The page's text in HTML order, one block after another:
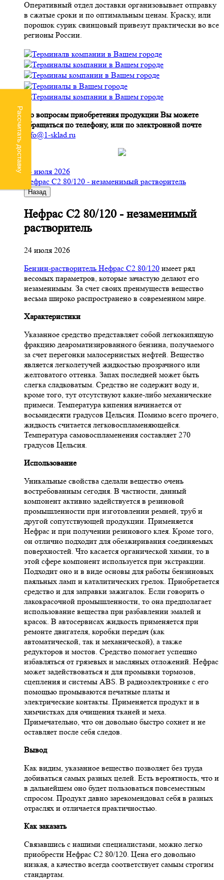
Оперативный отдел доставки организовывает отправку
в сжатые сроки и по оптимальным ценам. Краску, или
порошок сурик свинцовый привезут практически во все
регионы России.
По вопросам приобретения продукции Вы можете
обращаться по телефону, или по электронной почте
info@1-sklad.ru
24 июля 2026
Нефрас С2 80/120 - незаменимый растворитель
Назад
Нефрас С2 80/120 - незаменимый
растворитель
24 июля 2026
Бензин-растворитель Нефрас С2 80/120 имеет ряд
весомых параметров, которые зачастую делают его
незаменимым. За счет своих преимуществ вещество
весьма широко распространено в современном мире.
Характеристики
Указанное средство представляет собой легкокипящую
фракцию деароматизированного бензина, получаемого
за счет перегонки малосернистых нефтей. Вещество
является легколетучей жидкостью прозрачного или
желтоватого оттенка. Запах последней может быть
слегка сладковатым. Средство не содержит воду и,
кроме того, тут отсутствуют какие-либо механические
примеси. Температура кипения начинается от
восьмидесяти градусов Цельсия. Помимо всего прочего,
жидкость считается легковоспламеняющейся.
Температура самовоспламенения составляет 270
градусов Цельсия.
Использование
Уникальные свойства сделали вещество очень
востребованным сегодня. В частности, данный
компонент активно задействуется в резиновой
промышленности при изготовлении ремней, труб и
другой сопутствующей продукции. Применяется
Нефрас и при получении резинового клея. Кроме того,
он отлично подходит для обезжиривания соединяемых
поверхностей. Что касается органической химии, то в
этой сфере компонент используется при экстракции.
Подходит оно и в виде основы для работы бензиновых
паяльных ламп и каталитических грелок. Приобретается
средство и для заправки зажигалок. Если говорить о
лакокрасочной промышленности, то она предполагает
использование вещества при разбавлении эмалей и
красок. В автосервисах жидкость применяется при
ремонте двигателя, коробки передач (как
автоматической, так и механической), а также
редукторов и мостов. Средство помогает успешно
избавляться от грязевых и масляных отложений. Нефрас
может задействоваться и для промывки тормозов,
сцепления и системы ABS. В радиоэлектронике с его
помощью промываются печатные платы и
электрические контакты. Применяется продукт и в
химчистках для очищения тканей и меха.
Примечательно, что он довольно быстро сохнет и не
оставляет после себя следов.
Вывод
Как видим, указанное вещество позволяет без труда
добиваться самых разных целей. Есть вероятность, что и
в дальнейшем оно будет пользоваться повсеместным
спросом. Продукт давно зарекомендовал себя в разных
отраслях и отличается практичностью.
Как заказать
Связавшись с нашими специалистами, можно легко
приобрести Нефрас С2 80/120. Цена его довольно
низкая, а качество всегда соответствует самым строгим
стандартам.
Рассчитать доставку